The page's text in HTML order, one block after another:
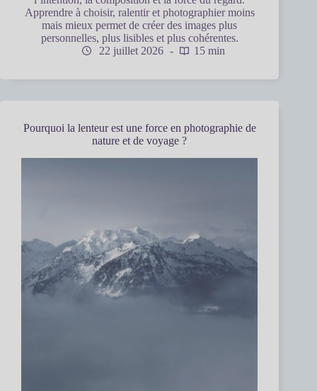
Apprendre à choisir, ralentir et photographier moins
mais mieux permet de créer des images plus
personnelles, plus lisibles et plus cohérentes.
22 juillet 2026
15 min
Pourquoi la lenteur est une force en photographie de
nature et de voyage ?